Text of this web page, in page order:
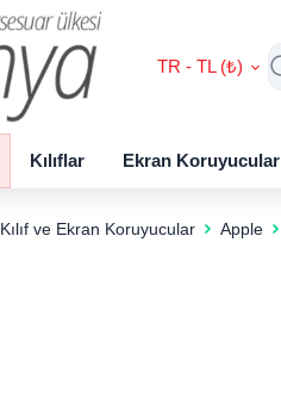
TR - TL (₺)
Kılıflar Ekran Koruyucular
Kılıf ve Ekran Koruyucular Apple